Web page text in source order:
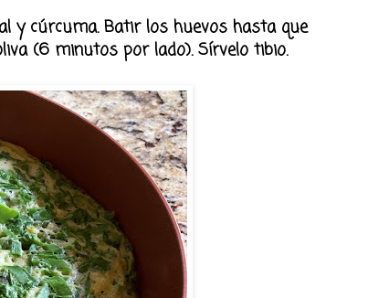
y cúrcuma. Batir los huevos hasta que
(6 minutos por lado). Sírvelo tibio.